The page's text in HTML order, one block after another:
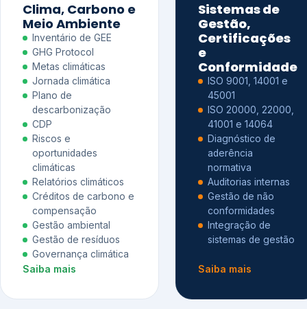
Clima, Carbono e
Meio Ambiente
Inventário de GEE
GHG Protocol
Metas climáticas
Jornada climática
Plano de
descarbonização
CDP
Riscos e
oportunidades
climáticas
Relatórios climáticos
Créditos de carbono e
compensação
Gestão ambiental
Gestão de resíduos
Governança climática
Saiba mais
Sistemas de
Gestão,
Certificações
e
Conformidade
ISO 9001, 14001 e
45001
ISO 20000, 22000,
41001 e 14064
Diagnóstico de
aderência
normativa
Auditorias internas
Gestão de não
conformidades
Integração de
sistemas de gestão
Saiba mais